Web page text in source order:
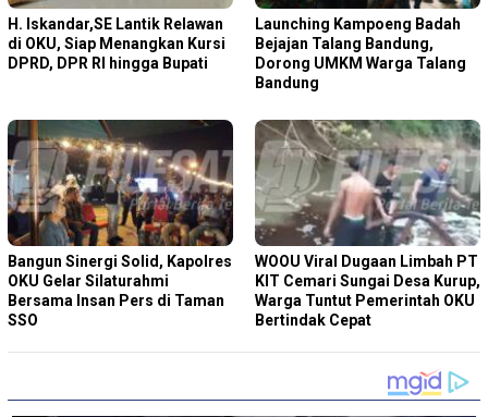
H. Iskandar,SE Lantik Relawan
di OKU, Siap Menangkan Kursi
DPRD, DPR RI hingga Bupati
Launching Kampoeng Badah
Bejajan Talang Bandung,
Dorong UMKM Warga Talang
Bandung
Bangun Sinergi Solid, Kapolres
OKU Gelar Silaturahmi
Bersama Insan Pers di Taman
SSO
WOOU Viral Dugaan Limbah PT
KIT Cemari Sungai Desa Kurup,
Warga Tuntut Pemerintah OKU
Bertindak Cepat